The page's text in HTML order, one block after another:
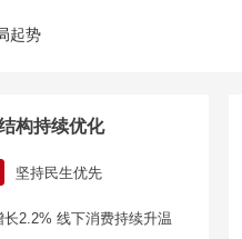
起势
构持续优化
坚持民生优先
2.2% 线下消费持续升温